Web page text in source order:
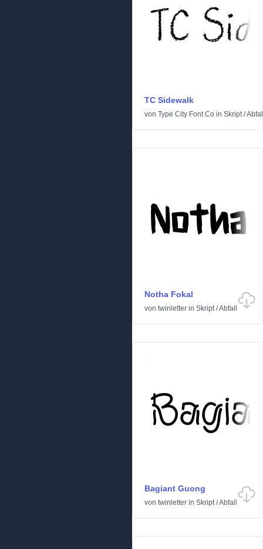
TC Sidewalk
von Type City Font Co in Skript/
Notha Fokal
von twinletter in Skript/Abfall
Bagiant Guong
von twinletter in Skript/Abfall